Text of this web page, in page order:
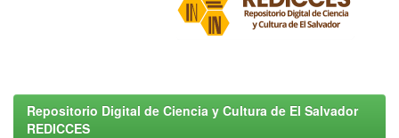
Repositorio Digital de Ciencia y Cultura de El Salvador
REDICCES